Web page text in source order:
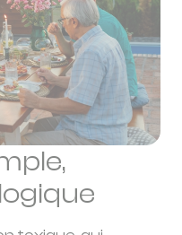
techniques